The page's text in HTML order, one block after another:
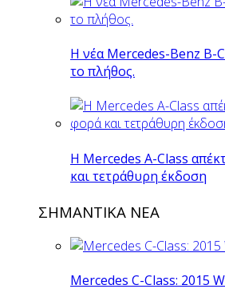
Η νέα Mercedes-Benz B-
το πλήθος.
H Mercedes Α-Class
και τετράθυρη έκδοση
ΣΗΜΑΝΤΙΚΑ ΝΕΑ
Mercedes C-Class: 2015